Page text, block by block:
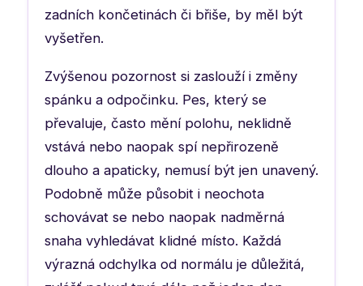
zadních končetinách či břiše, by měl být
vyšetřen.
Zvýšenou pozornost si zaslouží i změny
spánku a odpočinku. Pes, který se
převaluje, často mění polohu, neklidně
vstává nebo naopak spí nepřirozeně
dlouho a apaticky, nemusí být jen unavený.
Podobně může působit i neochota
schovávat se nebo naopak nadměrná
snaha vyhledávat klidné místo. Každá
výrazná odchylka od normálu je důležitá,